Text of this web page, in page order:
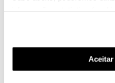
funcionalidades (cookies de
funcionalidade) e adaptar
(cookies de publicidade
utilização dos cookies